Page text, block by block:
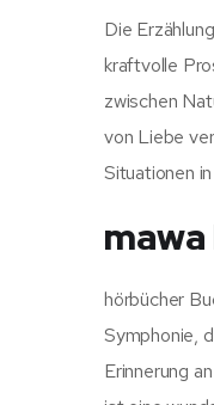
Die
kraftvolle
zwischen
von Liebe
Situationen
hörbücher
Symphonie,
Erinnerung